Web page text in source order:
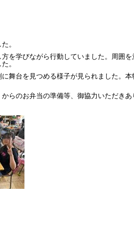
。
を学びながら行動していました。周囲
。
舞台を見つめる様子が見られました。
らのお弁当の準備等、御協力いただき